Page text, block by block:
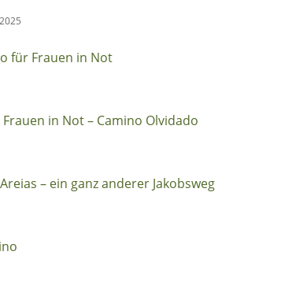
für Frauen in Not
in Not – Camino Olvidado
– ein ganz anderer Jakobsweg